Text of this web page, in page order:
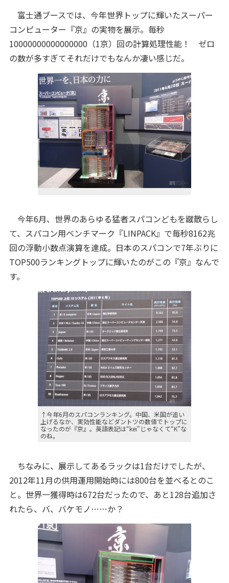
富士通ブースでは、今年世界トップに輝いたスーパー
コンピューター『京』の実物を展示。毎秒
10000000000000000（1京）回の計算処理性能！ ゼロ
の数が多すぎてそれだけでもなんか凄い感じだ。
今年6月、世界のあらゆる猛者スパコンどもを蹴散らし
て、スパコン用ベンチマーク『LINPACK』で毎秒8162兆
回の浮動小数点演算を達成。日本のスパコンで7年ぶりに
TOP500ランキングトップに輝いたのがこの『京』なんで
す。
↑今年6月のスパコンランキング。中国、米国が追い
上げるなか、実効性能などダントツの数値でトップに
なったのが『京』。英語表記は“kei”じゃなくて“K”な
のね。
ちなみに、展示してあるラックは1台だけでしたが、
2012年11月の供用運用開始時には800台を並べるとのこ
と。世界一獲得時は672台だったので、あと128台追加さ
れたら、バ、バケモノ……か？